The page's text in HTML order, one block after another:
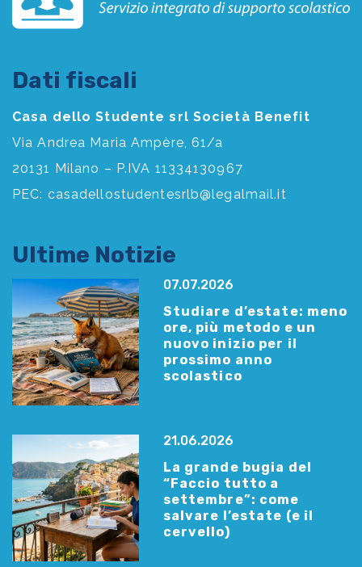
Dati fiscali
Casa dello Studente srl Società Benefit
Via Andrea Maria Ampère, 61/a
20131 Milano – P.IVA 11334130967
PEC: casadellostudentesrlb@legalmail.it
Ultime Notizie
07.07.2026
Studiare d’estate: meno
ore, più metodo e un
nuovo inizio per il
prossimo anno
scolastico
21.06.2026
La grande bugia del
“Faccio tutto a
settembre”: come
salvare l’estate (e il
cervello)